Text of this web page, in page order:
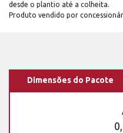
desde o plantio até a colheita.
Produto vendido por
Dimensões do Pacote